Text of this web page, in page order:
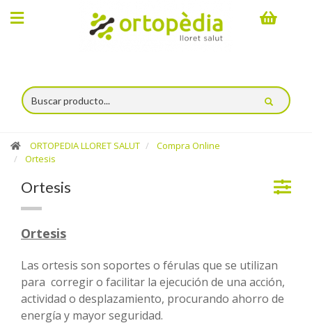
×
online
Categorías
Ortesis
Walkers
-
Corrección
postural
ORTOPEDIA LLORET SALUT
Compra Online
Ortesis
Ortesis
Ortesis
Las ortesis son soportes o férulas que se utilizan
para corregir o facilitar la ejecución de una acción,
actividad o desplazamiento, procurando ahorro de
energía y mayor seguridad.